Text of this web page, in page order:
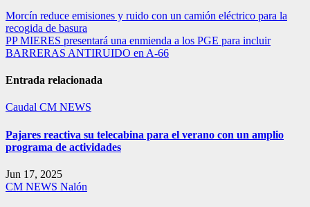
Navegación
de
entradas
Morcín reduce emisiones y ruido con un camión eléctrico para la
recogida de basura
PP MIERES presentará una enmienda a los PGE para incluir
BARRERAS ANTIRUIDO en A-66
Entrada relacionada
Caudal CM NEWS
Pajares reactiva su telecabina para el verano con un amplio
programa de actividades
Jun 17, 2025
CM NEWS Nalón